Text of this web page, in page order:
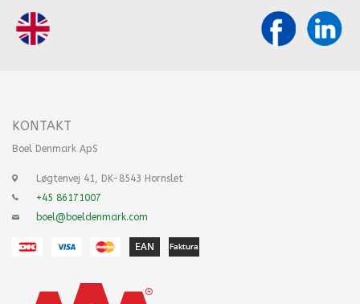
KONTAKT
Boel Denmark ApS
Løgtenvej 41, DK-8543 Hornslet
+45 86171007
boel@boeldenmark.com